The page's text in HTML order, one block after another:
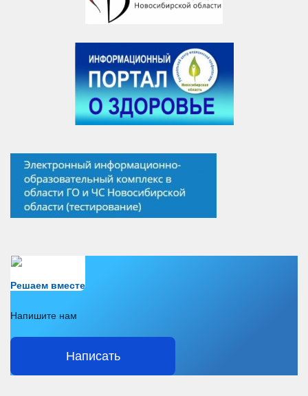
Решаем вместе
Напишите нам
Написать